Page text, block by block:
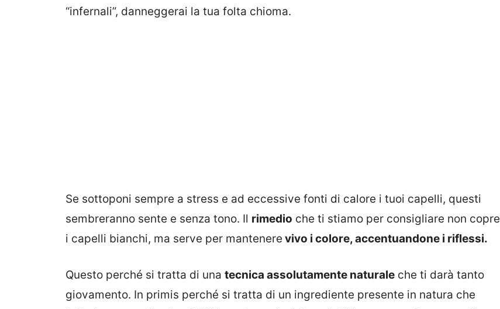
“infernali”, danneggerai la tua folta chioma.
Se sottoponi sempre a stress e ad eccessive fonti di calore i tuoi capelli, questi
sembreranno sente e senza tono. Il rimedio che ti stiamo per consigliare non copre
i capelli bianchi, ma serve per mantenere vivo i colore, accentuandone i riflessi.
Questo perché si tratta di una tecnica assolutamente naturale che ti darà tanto
giovamento. In primis perché si tratta di un ingrediente presente in natura che